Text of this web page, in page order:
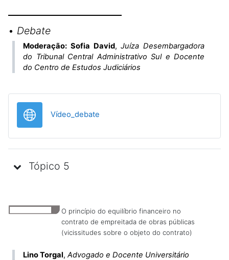
• Debate
Moderação: Sofia David,Juíza Desembargadora
do Tribunal Central Administrativo Sul e Docente
do Centro de Estudos Judiciários
Vídeo_debate
Tópico 5
O princípio do equilíbrio financeiro no
contrato de empreitada de obras públicas
(vicissitudes sobre o objeto do contrato)
Lino Torgal, Advogado e Docente Universitário